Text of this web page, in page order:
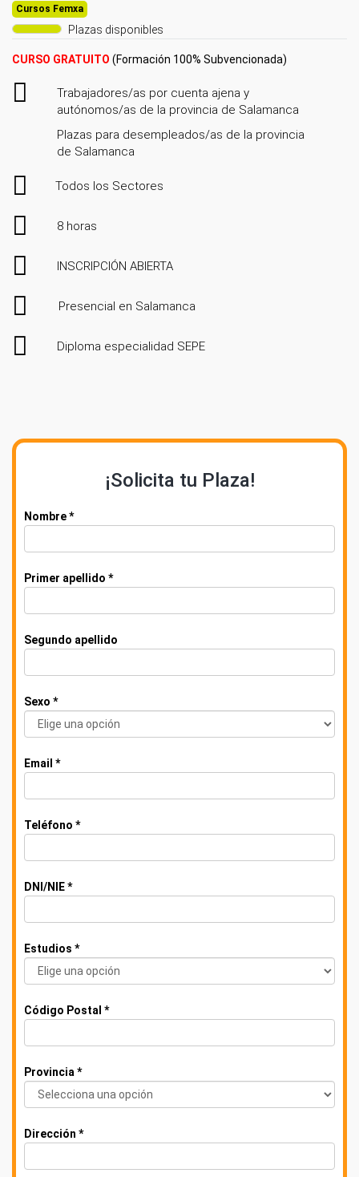
Cursos Femxa
Plazas disponibles
CURSO GRATUITO (Formación 100% Subvencionada)
Trabajadores/as por cuenta ajena y
autónomos/as de la provincia de Salamanca
Plazas para desempleados/as de la provincia
de Salamanca
Todos los Sectores
8 horas
INSCRIPCIÓN ABIERTA
Presencial en Salamanca
Diploma especialidad SEPE
¡Solicita tu Plaza!
Nombre *
Primer apellido *
Segundo apellido
Sexo *
Email *
Teléfono *
DNI/NIE *
Estudios *
Código Postal *
Provincia *
Dirección *